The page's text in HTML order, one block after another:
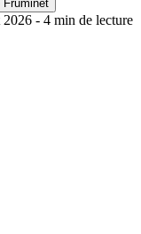
Fruminet
2026 - 4 min de lecture